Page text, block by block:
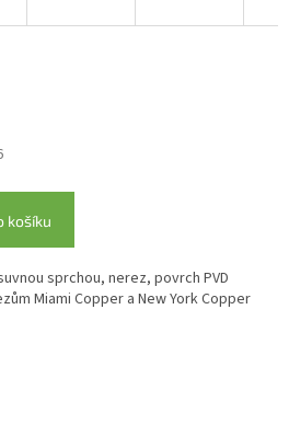
košíku
sprchou, nerez, povrch PVD
Miami Copper a New York Copper